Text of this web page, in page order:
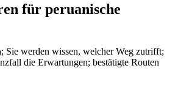
für peruanische
Sie werden wissen, welcher Weg zutrifft;
die Erwartungen; bestätigte Routen